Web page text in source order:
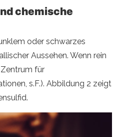
chemische
oder schwarzes
Aussehen. Wenn rein
für
s.F.). Abbildung 2 zeigt